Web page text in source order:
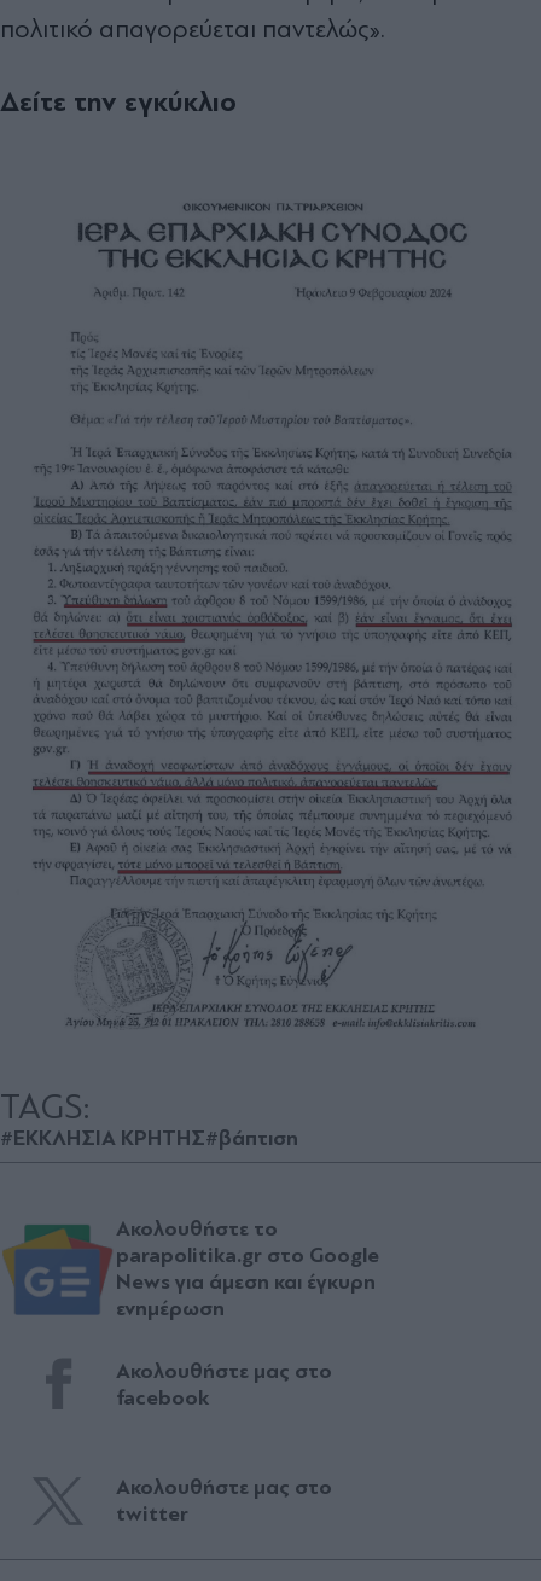
πολιτικό απαγορεύεται παντελώς».
Δείτε την εγκύκλιο
TAGS:
#ΕΚΚΛΗΣΙΑ ΚΡΗΤΗΣ#βάπτιση
Ακολουθήστε το
parapolitika.gr στο Google
News για άμεση και έγκυρη
ενημέρωση
Ακολουθήστε μας στο
facebook
Ακολουθήστε μας στο
twitter